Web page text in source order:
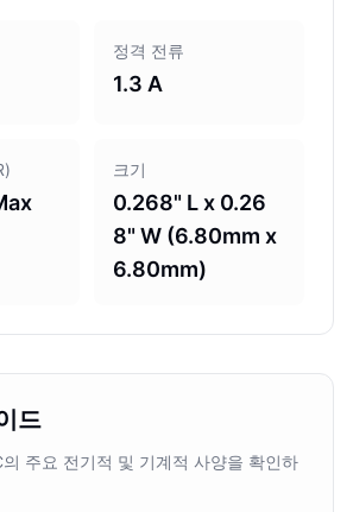
정격 전류
1.3 A
크기
0.268" L x 0.26
8" W (6.80mm x
6.80mm)
드
주요 전기적 및 기계적 사양을 확인하